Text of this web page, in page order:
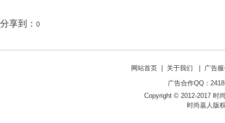
分享到： 0
网站首页 关于我们
广告
广告合作QQ：
Copyright © 2012-2017 时
时尚嘉人版